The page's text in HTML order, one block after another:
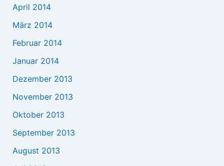
April 2014
März 2014
Februar 2014
Januar 2014
Dezember 2013
November 2013
Oktober 2013
September 2013
August 2013